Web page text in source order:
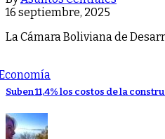
16 septiembre, 2025
La Cámara Boliviana de
Suben 11,4% los costos de la